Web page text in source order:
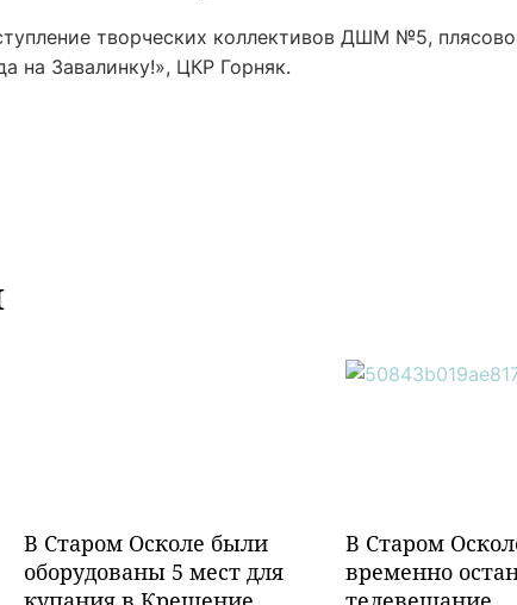
творческих коллективов ДШМ №5,
на Завалинку!», ЦКР Горняк.
В Старом Осколе были
оборудованы 5 мест для
В Старом
временно